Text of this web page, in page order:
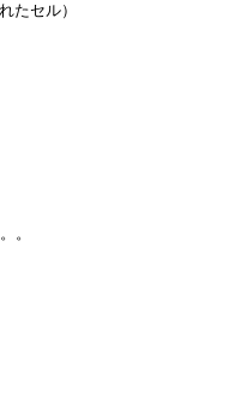
セル）
。